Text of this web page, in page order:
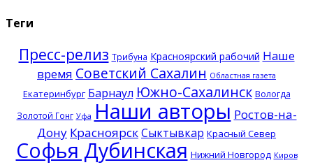
Теги
Пресс-релиз Трибуна Красноярский рабочий Наше
время Советский Сахалин Областная газета
Екатеринбург Барнаул Южно-Сахалинск Вологда
Золотой Гонг Уфа Наши авторы Ростов-на-
Дону КрасноярскСыктывкар Красный Север
Софья Дубинская Нижний Новгород Киров